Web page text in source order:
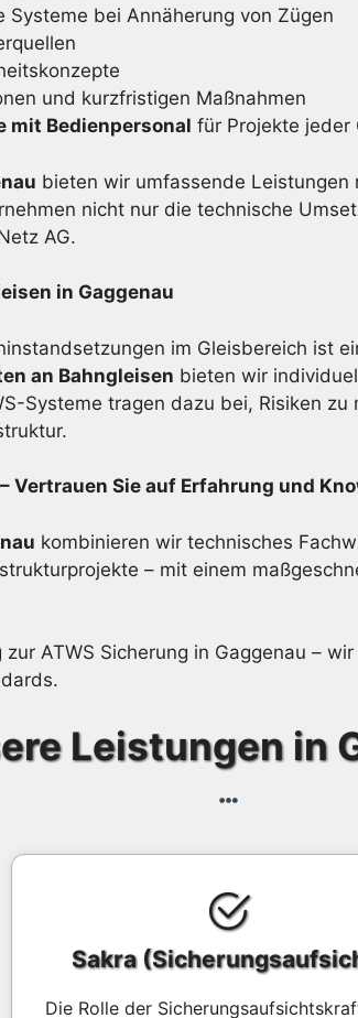
Systeme bei Annäherung von Zügen
und kurzfristigen Maßnahmen
mit Bedienpersonal für Projekte jeder
bieten wir umfassende Leistungen
nicht nur die technische
AG.
in Gaggenau
im Gleisbereich ist
an Bahngleisen bieten wir
Systeme tragen dazu bei, Risiken
Vertrauen Sie auf Erfahrung und
kombinieren wir technisches
– mit einem
ATWS Sicherung in Gaggenau –
Leistungen in
Sakra
Die Rolle der